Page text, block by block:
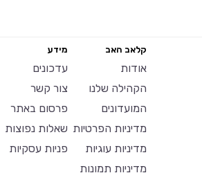
קלאב האב
אודות
הקהילה שלנו
המועדונים
מדיניות הפרטיות
מדיניות עוגיות
מדיניות תמונות
מידע
עדכונים
צור קשר
פרסום באתר
שאלות נפוצות
פניות עסקיות